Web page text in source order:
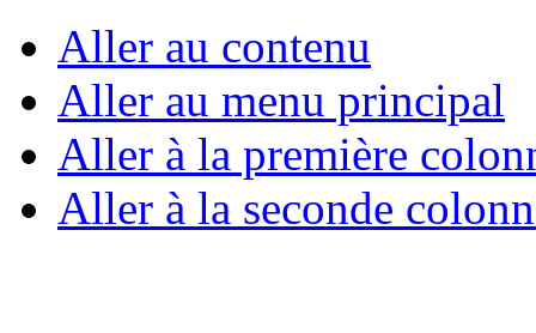
Aller au contenu
Aller au menu principal
Aller à la première
Aller à la seconde